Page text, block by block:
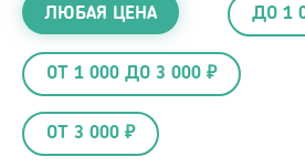
ЛЮБАЯ ЦЕНА ДО 1
ОТ 1 000 ДО 3 000 ₽
ОТ 3 000 ₽